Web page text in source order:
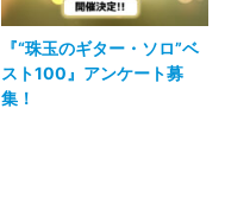
『“珠玉のギター・ソロ”ベ
スト100』アンケート募
集！